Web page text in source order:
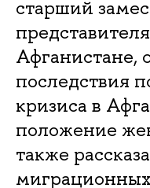
старший
Афганистане,
последствия
кризиса в
положение
также